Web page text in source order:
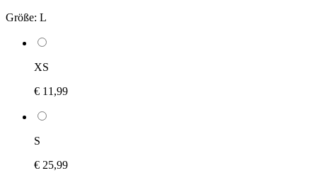
Größe: L
XS
€ 11,99
S
€ 25,99